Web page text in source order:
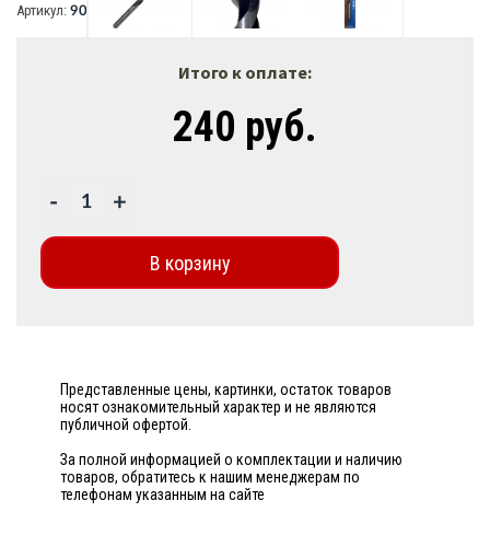
Артикул: 90217 скоро закончится
Представленные цены, картинки, остаток товаров
носят ознакомительный характер и не являются
публичной офертой.
За полной информацией о комплектации и наличию
товаров, обратитесь к нашим менеджерам по
телефонам указанным на сайте
Итого к оплате:
240 руб.
+
-
В корзину